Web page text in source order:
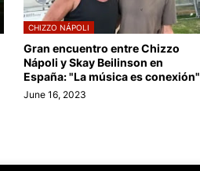
CHIZZO NÁPOLI
Gran encuentro entre Chizzo
Nápoli y Skay Beilinson en
España: "La música es conexión"
June 16, 2023